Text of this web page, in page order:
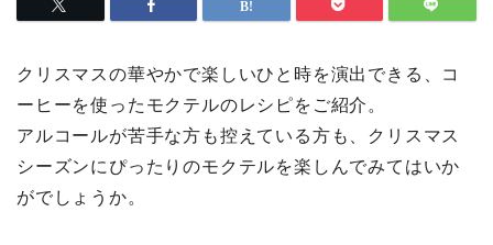
クリスマスの華やかで楽しいひと時を演出できる、コ
ーヒーを使ったモクテルのレシピをご紹介。
アルコールが苦手な方も控えている方も、クリスマス
シーズンにぴったりのモクテルを楽しんでみてはいか
がでしょうか。